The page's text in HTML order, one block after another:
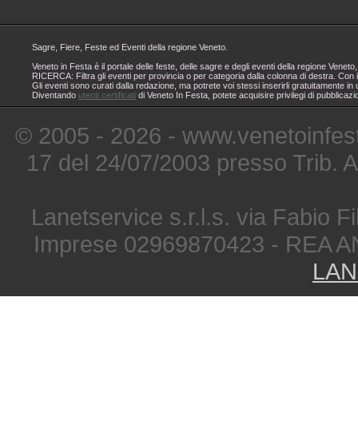
Sagre, Fiere, Feste ed Eventi della regione Veneto.
Veneto in Festa è il portale delle feste, delle sagre e degli eventi della regione
RICERCA: Filtra gli eventi per provincia o per categoria dalla colonna di destra.
Gli eventi sono curati dalla redazione, ma potrete voi stessi inserirli gratuitamente
Diventando utenti certificati di Veneto In Festa, potete acquisire privilegi di
© 2005 - 2026 -
17 del 24/07/2003 presso Trib.
Lanetservice s.r.l.s. via Fabio
Imprese 02969870423 - REA